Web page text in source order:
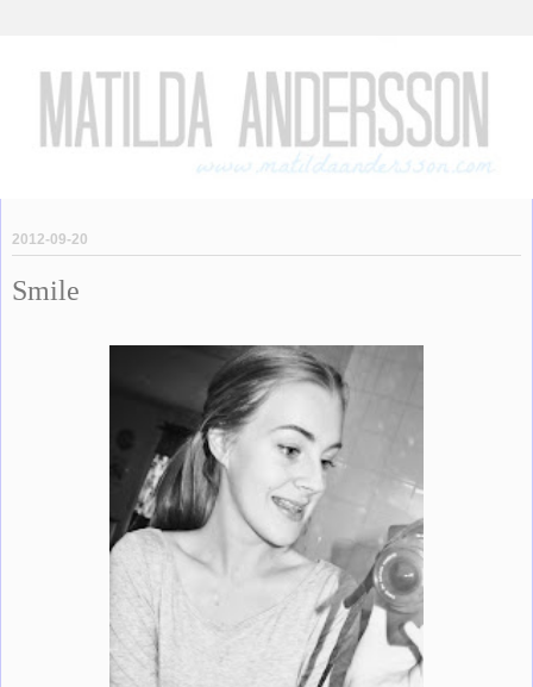
2012-09-20
Smile